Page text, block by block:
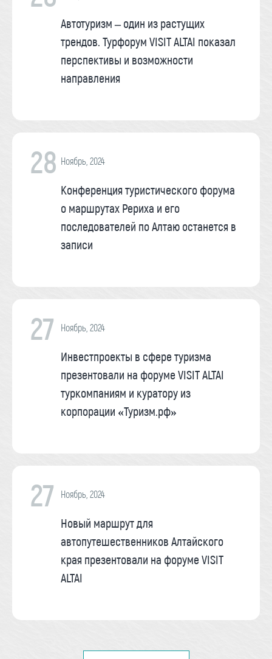
Автотуризм – один из растущих
трендов. Турфорум VISIT ALTAI показал
перспективы и возможности
направления
28 Ноябрь, 2024
Конференция туристического форума
о маршрутах Рериха и его
последователей по Алтаю останется в
записи
27 Ноябрь, 2024
Инвестпроекты в сфере туризма
презентовали на форуме VISIT ALTAI
туркомпаниям и куратору из
корпорации «Туризм.рф»
27 Ноябрь, 2024
Новый маршрут для
автопутешественников Алтайского
края презентовали на форуме VISIT
ALTAI